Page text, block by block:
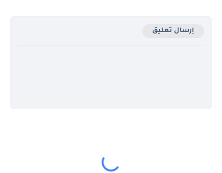
إرسال تعليق